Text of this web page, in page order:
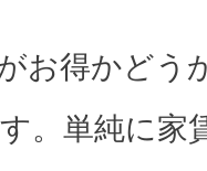
お得かどう
。単純に家